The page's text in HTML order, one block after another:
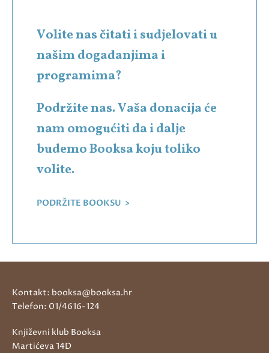
Volite nas čitati i sudjelovati u
našim događanjima i
programima?
Podržite nas. Vaša donacija će
nam omogućiti da i dalje
budemo Booksa koju toliko
volite.
PODRŽITE BOOKSU >
Kontakt: booksa@booksa.hr
Telefon: 01/4616-124
Književni klub Booksa
Martićeva 14D